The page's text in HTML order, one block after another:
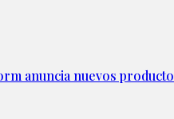
anuncia nuevos